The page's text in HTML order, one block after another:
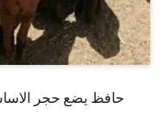
حافظ يضع حجر